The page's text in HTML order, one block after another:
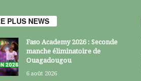
PLUS NEWS
Faso Academy 2026 : Seconde
manche éliminatoire de
Ouagadougou
6 août 2026